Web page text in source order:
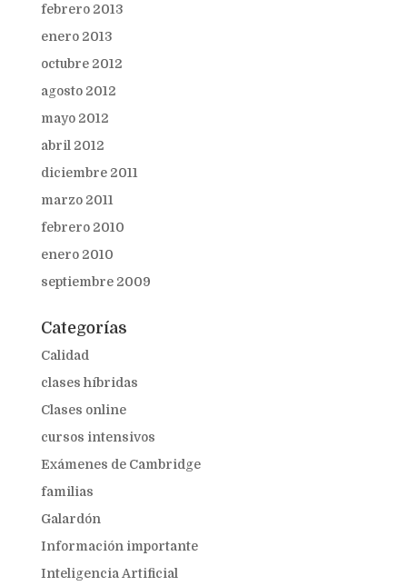
febrero 2013
enero 2013
octubre 2012
agosto 2012
mayo 2012
abril 2012
diciembre 2011
marzo 2011
febrero 2010
enero 2010
septiembre 2009
Categorías
Calidad
clases híbridas
Clases online
cursos intensivos
Exámenes de Cambridge
familias
Galardón
Información importante
Inteligencia Artificial